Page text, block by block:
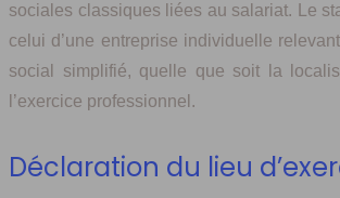
sociales classiques liées au salariat. Le
celui d’une entreprise individuelle
social simplifié, quelle que soit la
l’exercice professionnel.
Déclaration du lieu